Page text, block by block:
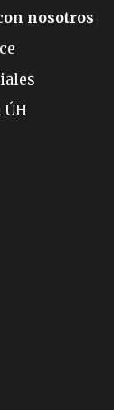
nosotros
ÚH